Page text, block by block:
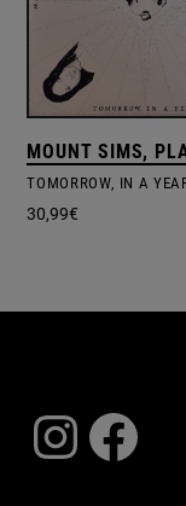
MOUNT SIMS,
TOMORROW, IN A
30,99€